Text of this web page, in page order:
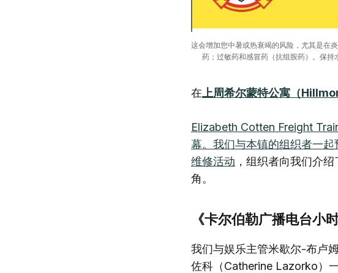
这会增加您中暑或热衰竭的风险，尤其是在
药；过敏药和感冒药（抗组胺药）。保持
在 上周希尔蒙特公寓（
Elizabeth Cotten Freight
幕。 我们与本镇的组织者一起
维修活动 ，组织者向我们介
角。
《卡尔伯勒广播电台小时
我们与娱乐主管米歇尔-布卢
佐科（Catherine Lazorko）